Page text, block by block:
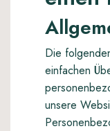
Die
einfachen
unsere